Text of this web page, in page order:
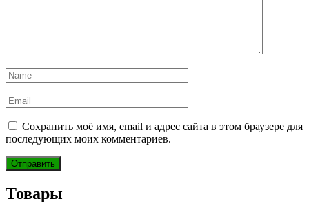
Сохранить моё имя, email и адрес сайта в этом браузере для
последующих моих комментариев.
Товары